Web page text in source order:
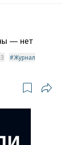
— нет
Журнал